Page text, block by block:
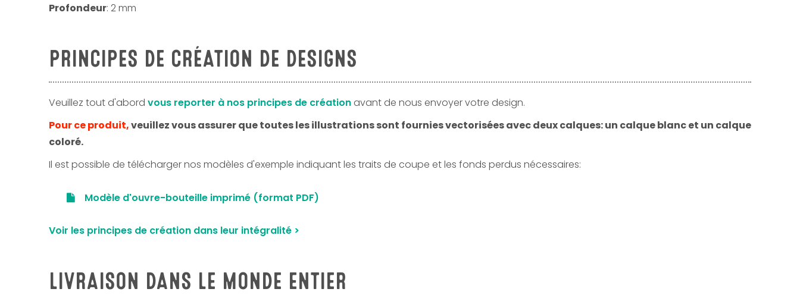
Profondeur: 2 mm
PRINCIPES DE CRÉATION DE DESIGNS
Veuillez tout d'abord vous reporter à nos principes de création avant de nous envoyer votre design.
Pour ce produit,veuillez vous assurer que toutes les illustrations sont fournies vectorisées avec deux calques: un calque blanc et un calque
coloré.
Il est possible de télécharger nos modèles d'exemple indiquant les traits de coupe et les fonds perdus nécessaires:
Modèle d'ouvre-bouteille imprimé (format PDF)
Voir les principes de création dans leur intégralité >
LIVRAISON DANS LE MONDE ENTIER